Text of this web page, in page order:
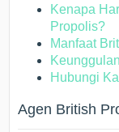
Kenapa
Propolis?
Manfaat
Hubungi
Agen British